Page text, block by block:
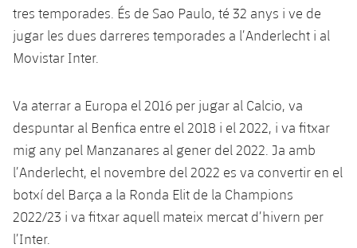
tres temporades. És de Sao Paulo, té 32 anys i ve de
jugar les dues darreres temporades a l’Anderlecht i al
Movistar Inter.
Va aterrar a Europa el 2016 per jugar al Calcio, va
despuntar al Benfica entre el 2018 i el 2022, i va fitxar
mig any pel Manzanares al gener del 2022. Ja amb
l’Anderlecht, el novembre del 2022 es va convertir en el
botxí del Barça a la Ronda Elit de la Champions
2022/23 i va fitxar aquell mateix mercat d’hivern per
l’Inter.